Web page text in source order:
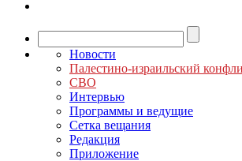
Новости
Палестино-израильский
СВО
Интервью
Программы и ведущие
Сетка вещания
Редакция
Приложение